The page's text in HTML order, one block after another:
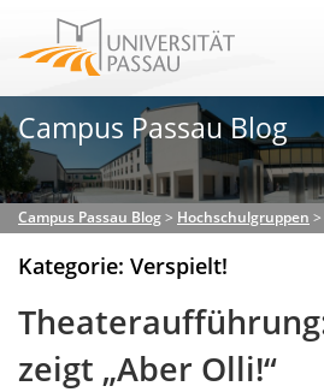
Campus Passau Blog
Campus Passau Blog> Hochschulgruppen >
Kategorie: Verspielt!
zeigt „Aber Olli!“